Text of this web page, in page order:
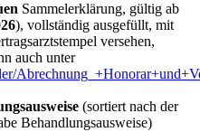
Sammelerklärung, gültig ab
), vollständig ausgefüllt, mit
versehen,
auch unter
(sortiert nach der
Behandlungsausweise)